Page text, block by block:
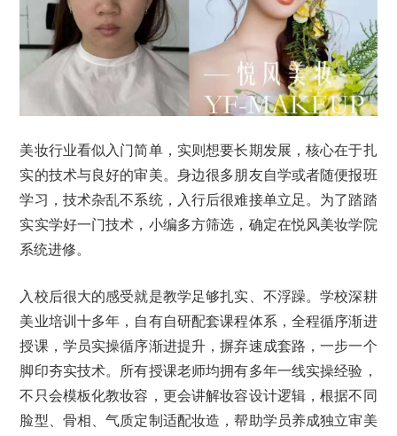
美妆行业看似入门简单，实则想要长期发展，核心在于扎
实的技术与良好的审美。身边很多朋友自学或者随便报班
学习，技术杂乱不系统，入行后很难接单立足。为了踏踏
实实学好一门技术，小编多方筛选，确定在悦风美妆学院
系统进修。
入校后很大的感受就是教学足够扎实、不浮躁。学校深耕
美业培训十多年，自有自研配套课程体系，全程循序渐进
授课，学员实操循序渐进提升，摒弃速成套路，一步一个
脚印夯实技术。所有授课老师均拥有多年一线实操经验，
不只会模板化教妆容，更会讲解妆容设计逻辑，根据不同
脸型、骨相、气质定制适配妆造，帮助学员养成独立审美